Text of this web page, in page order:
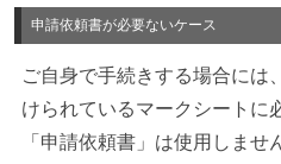
申請依頼書が必要ないケース
ご自身で手続きする場合には
けられているマークシートに
「申請依頼書」は使用しませ